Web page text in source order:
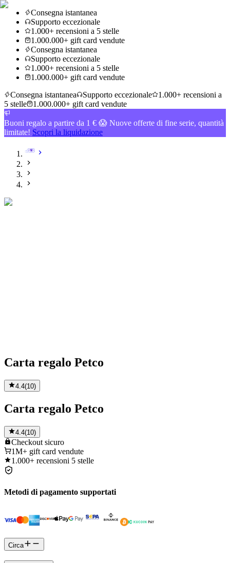
Consegna istantanea
Supporto eccezionale
1.000+ recensioni a 5 stelle
1.000.000+ gift card vendute
Consegna istantanea
Supporto eccezionale
1.000+ recensioni a 5 stelle
1.000.000+ gift card vendute
Consegna istantanea
Supporto eccezionale
1.000+ recensioni a
5 stelle
1.000.000+ gift card vendute
Buoni regalo a partire da 1 € 😱 Nuove offerte di fine serie, quantità
limitate! Scopri la liquidazione
Carta regalo Petco
4.4(10)
Carta regalo Petco
4.4(10)
Checkout sicuro
1M+ gift card vendute
1.000+ recensioni 5 stelle
Metodi di pagamento supportati
Circa